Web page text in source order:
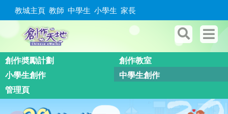
教城主頁 教師 中學生 小學生 家長
創作奬勵計劃
創作教室
小學生創作
中學生創作
管理頁